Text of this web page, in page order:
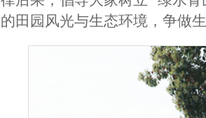
的田园风光与生态环境，争做